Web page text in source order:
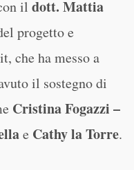
il dott. Mattia
progetto e
che ha messo a
il sostegno di
Cristina Fogazzi –
e Cathy la Torre.